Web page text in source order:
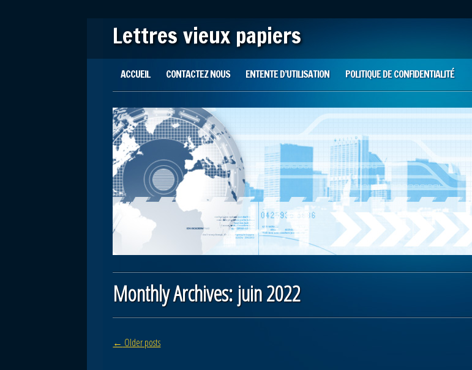
Lettres vieux papiers
Main menu
ACCUEIL CONTACTEZ NOUS ENTENTE D’UTILISATION POLITIQUE DE CONFIDENTIALITÉ
Monthly Archives:juin 2022
Post navigation
← Older posts